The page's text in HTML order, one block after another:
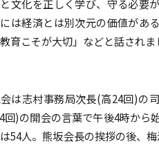
文化を正しく学び、守る必要
は経済とは別次元の価値があ
育こそが大切」などと話されま
は志村事務局次長(高24回)の
回)の開会の言葉で午後4時から
54人。熊坂会長の挨拶の後、